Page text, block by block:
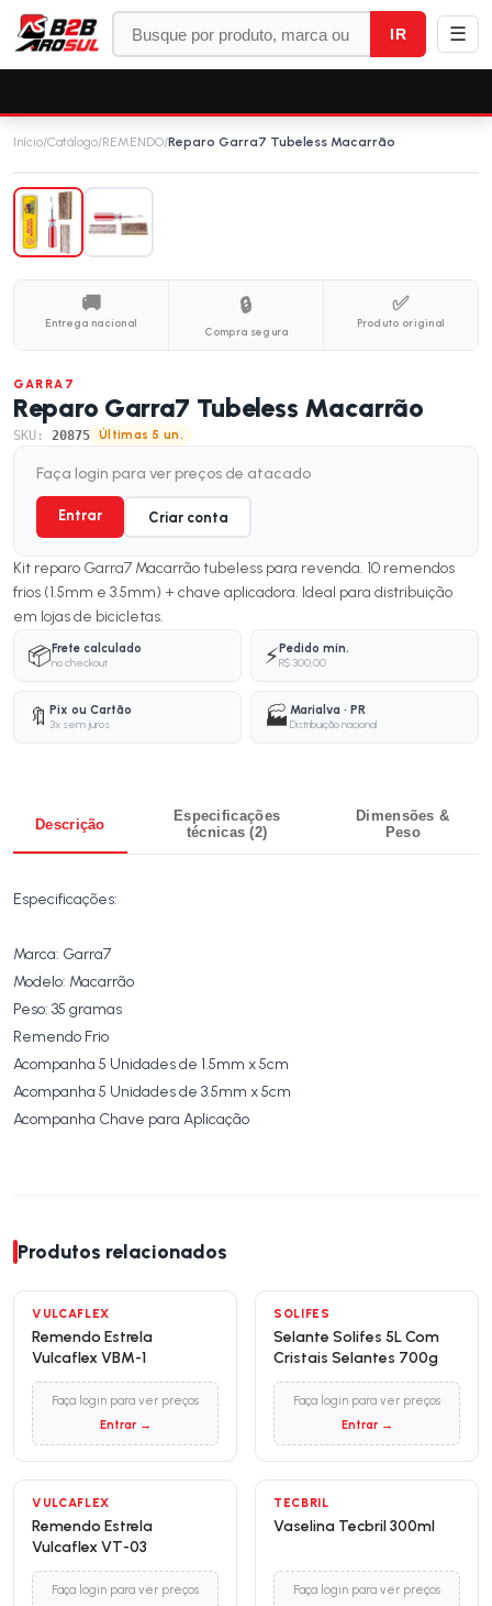
IR ☰
Início/Catálogo/REMENDO/Reparo Garra7 Tubeless Macarrão
🚚
Entrega nacional
🔒
Compra segura
✅
Produto original
GARRA7
Reparo Garra7 Tubeless Macarrão
SKU: 20875 Últimas 5 un.
Faça login para ver preços de atacado
Entrar Criar conta
Kit reparo Garra7 Macarrão tubeless para revenda. 10 remendos
frios (1.5mm e 3.5mm) + chave aplicadora. Ideal para distribuição
em lojas de bicicletas.
📦Frete calculado
no checkout
⚡Pedido mín.
R$ 300,00
🔖 Pix ou Cartão
3x sem juros
🏭 Marialva · PR
Distribuição nacional
Descrição
Especificações
técnicas (2)
Dimensões &
Peso
Especificações:
Marca: Garra7
Modelo: Macarrão
Peso: 35 gramas
Remendo Frio
Acompanha 5 Unidades de 1.5mm x 5cm
Acompanha 5 Unidades de 3.5mm x 5cm
Acompanha Chave para Aplicação
Produtos relacionados
VULCAFLEX
Remendo Estrela
Vulcaflex VBM-1
Faça login para ver preços
Entrar →
SOLIFES
Selante Solifes 5L Com
Cristais Selantes 700g
Faça login para ver preços
Entrar →
VULCAFLEX
Remendo Estrela
Vulcaflex VT-03
Faça login para ver preços
TECBRIL
Vaselina Tecbril 300ml
Faça login para ver preços